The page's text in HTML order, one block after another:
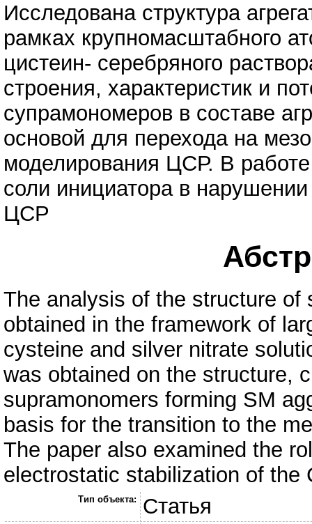
Исследована структура
рамках крупномасштабного
цистеин- серебряного
строения, характеристик и
супрамономеров в составе
основой для перехода на
моделирования ЦСР. В
соли инициатора в нарушении
ЦСР
The analysis of the structure of
obtained in the framework of
cysteine and silver nitrate
was obtained on the structure,
supramonomers forming SM
basis for the transition to the
The paper also examined the
electrostatic stabilization of the
Тип объекта: Статья